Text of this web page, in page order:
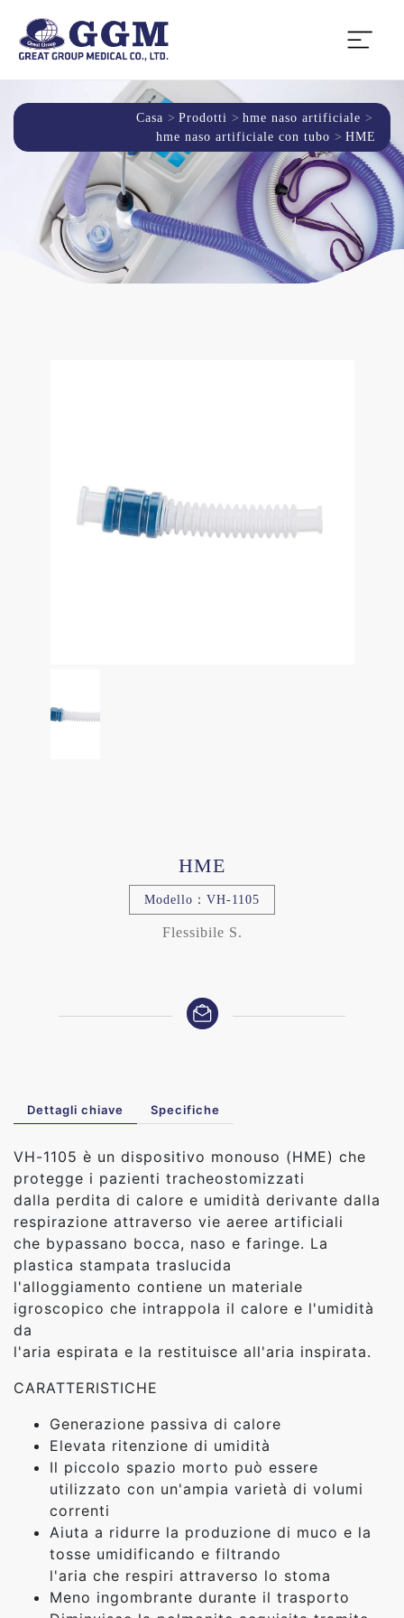
Casa Prodotti
hme naso artificiale
hme naso artificiale con tubo
HME
HME
Modello：VH-1105
Flessibile S.
Dettagli chiave Specifiche
VH-1105 è un dispositivo monouso (HME) che
protegge i pazienti tracheostomizzati
dalla perdita di calore e umidità derivante dalla
respirazione attraverso vie aeree artificiali
che bypassano bocca, naso e faringe. La
plastica stampata traslucida
l'alloggiamento contiene un materiale
igroscopico che intrappola il calore e l'umidità
da
l'aria espirata e la restituisce all'aria inspirata.
CARATTERISTICHE
Generazione passiva di calore
Elevata ritenzione di umidità
Il piccolo spazio morto può essere
utilizzato con un'ampia varietà di volumi
correnti
Aiuta a ridurre la produzione di muco e la
tosse umidificando e filtrando
l'aria che respiri attraverso lo stoma
Meno ingombrante durante il trasporto